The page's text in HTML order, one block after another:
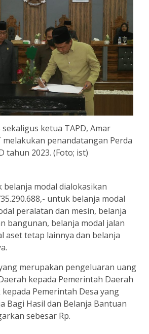
sekaligus ketua TAPD, Amar
melakukan penandatangan Perda
tahun 2023. (Foto; ist)
belanja modal dialokasikan
untuk belanja modal
peralatan dan mesin, belanja
bangunan, belanja modal jalan
aset tetap lainnya dan belanja
merupakan pengeluaran uang
kepada Pemerintah Daerah
Pemerintah Desa yang
Bagi Hasil dan Belanja Bantuan
sebesar Rp.